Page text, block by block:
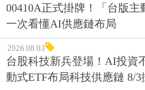
00410A正式掛牌！「台版主
一次看懂AI供應鏈布局
2026.08.03
台股科技新兵登場！AI投資
動式ETF布局科技供應鏈 8/3